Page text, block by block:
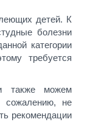
детей. К
болезни
категории
требуется
также можем
сожалению, не
рекомендации